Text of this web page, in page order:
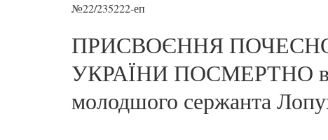
№22/235222-еп
ПРИСВОЄННЯ
УКРАЇНИ ПОСМЕРТНО
молодшого сержанта